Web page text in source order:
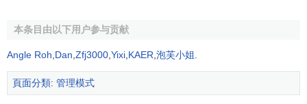
本条目由以下用户参与贡献
Angle Roh Dan Zfj3000 Yixi KAER 泡芙小姐
頁面分類: 管理模式